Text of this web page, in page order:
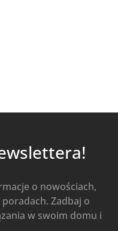
o nowościach,
Zadbaj o
w swoim domu i